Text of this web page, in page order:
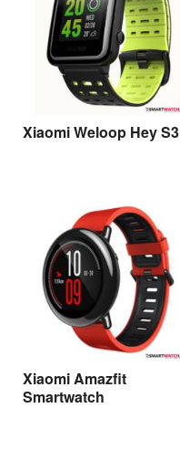
Xiaomi Weloop Hey S3
Xiaomi Amazfit
Smartwatch